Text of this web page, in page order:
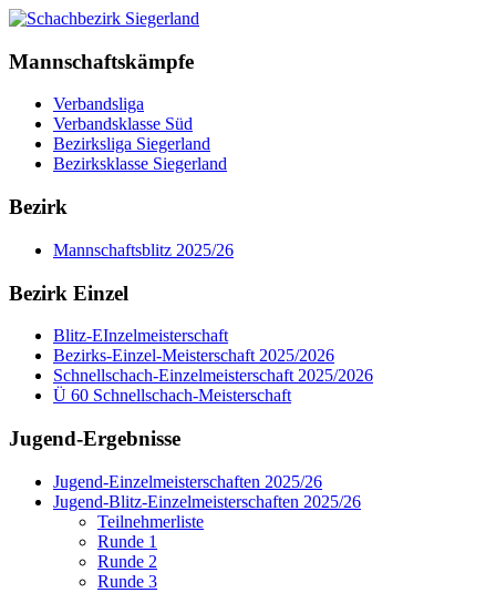
Mannschaftskämpfe
Verbandsliga
Verbandsklasse Süd
Bezirksliga Siegerland
Bezirksklasse Siegerland
Bezirk
Mannschaftsblitz 2025/26
Bezirk Einzel
Blitz-EInzelmeisterschaft
Bezirks-Einzel-Meisterschaft 2025/2026
Schnellschach-Einzelmeisterschaft 2025/2026
Ü 60 Schnellschach-Meisterschaft
Jugend-Ergebnisse
Jugend-Einzelmeisterschaften 2025/26
Jugend-Blitz-Einzelmeisterschaften 2025/26
Teilnehmerliste
Runde 1
Runde 2
Runde 3